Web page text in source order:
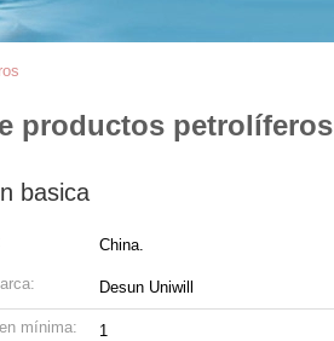
productos petrolíferos
basica
China.
Desun Uniwill
mínima: 1